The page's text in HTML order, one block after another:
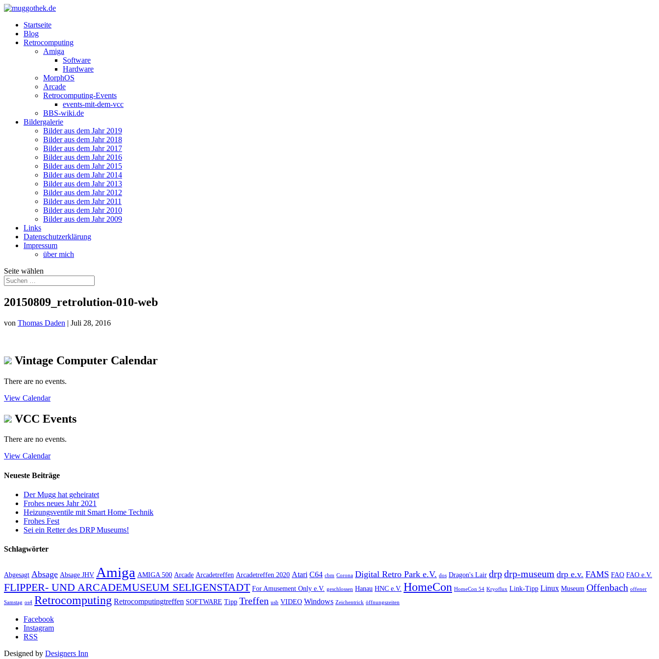
Startseite
Blog
Retrocomputing
Amiga
Software
Hardware
MorphOS
Arcade
Retrocomputing-Events
events-mit-dem-vcc
BBS-wiki.de
Bildergalerie
Bilder aus dem Jahr 2019
Bilder aus dem Jahr 2018
Bilder aus dem Jahr 2017
Bilder aus dem Jahr 2016
Bilder aus dem Jahr 2015
Bilder aus dem Jahr 2014
Bilder aus dem Jahr 2013
Bilder aus dem Jahr 2012
Bilder aus dem Jahr 2011
Bilder aus dem Jahr 2010
Bilder aus dem Jahr 2009
Links
Datenschutzerklärung
Impressum
über mich
Seite wählen
20150809_retrolution-010-web
von Thomas Daden | Juli 28, 2016
Vintage Computer Calendar
There are no events.
View Calendar
VCC Events
There are no events.
View Calendar
Neueste Beiträge
Der Mugg hat geheiratet
Frohes neues Jahr 2021
Heizungsventile mit Smart Home Technik
Frohes Fest
Sei ein Retter des DRP Museums!
Schlagwörter
Abgesagt Absage Absage JHV Amiga AMIGA 500 Arcade Arcadetreffen Arcadetreffen 2020 Atari C64 cbm Corona Digital Retro Park e.V. dos Dragon's Lair drpdrp-museum drp e.v. FAMS FAO FAO e.V.
FLIPPER- UND ARCADEMUSEUM SELIGENSTADT For Amusement Only e.V. geschlossen Hanau HNC e.V. HomeCon HomeCon 54 Kryoflux Link-Tipp Linux Museum Offenbach offener
Samstag os4 Retrocomputing Retrocomputingtreffen SOFTWARE Tipp Treffen usb VIDEO Windows Zeichentrick öffnungszeiten
Facebook
Instagram
RSS
Designed by Designers Inn